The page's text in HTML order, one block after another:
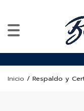
Inicio / Respaldo y